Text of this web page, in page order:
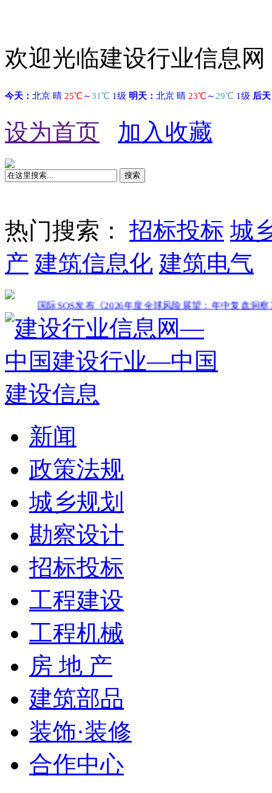
欢迎光临建设行业信息网
设为首页 加入收藏
搜索
热门搜索： 招标投标 城
产 建筑信息化 建筑电气
际SOS发布《2026年度全球风险展望：年中复盘洞察》 绿智
新闻
政策法规
城乡规划
勘察设计
招标投标
工程建设
工程机械
房 地 产
建筑部品
装饰·装修
合作中心